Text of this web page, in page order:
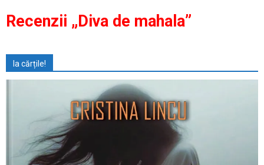
Recenzii „Diva de mahala”
Ia cărțile!